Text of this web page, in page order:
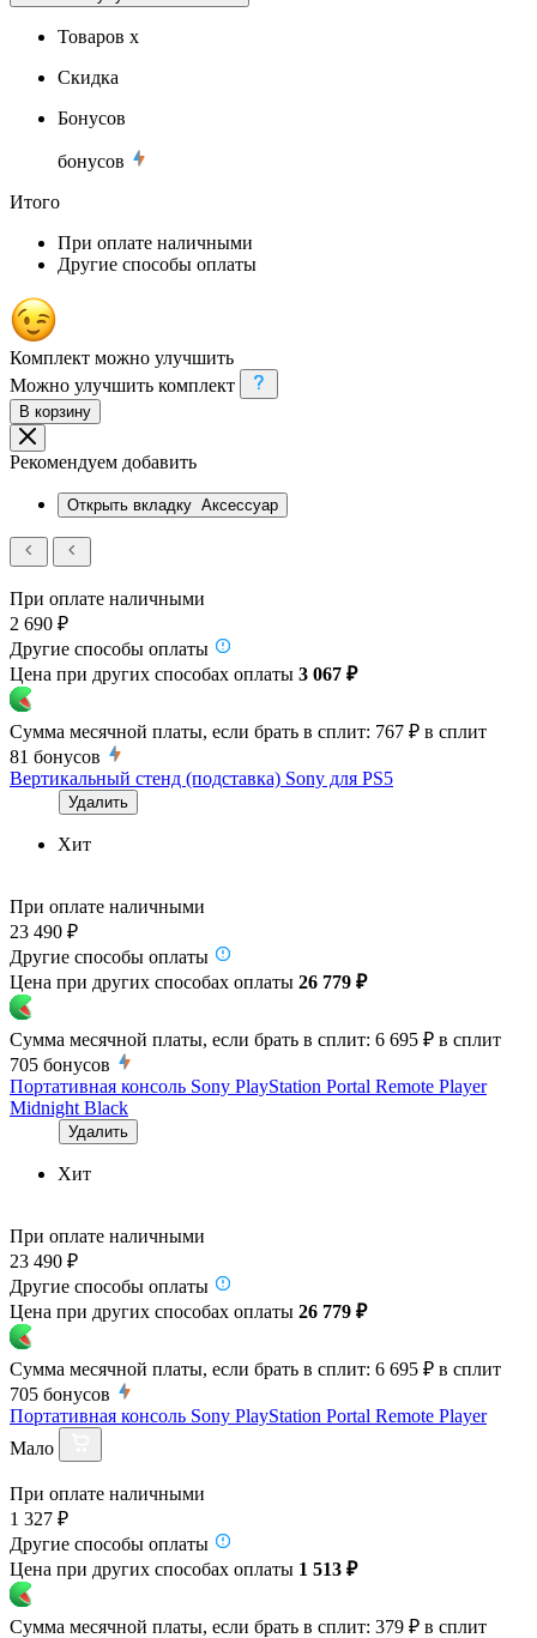
Товаров x
Скидка
Бонусов
бонусов
Итого
При оплате наличными
Другие способы оплаты
Комплект можно улучшить
Можно улучшить комплект
В корзину
Рекомендуем добавить
Открыть вкладку Аксессуар
При оплате наличными
2 690 ₽
Другие способы оплаты
Цена при других способах оплаты 3 067 ₽
Сумма месячной платы, если брать в сплит: 767 ₽ в сплит
81 бонусов
Вертикальный стенд (подставка) Sony для PS5
Удалить
Хит
При оплате наличными
23 490 ₽
Другие способы оплаты
Цена при других способах оплаты 26 779 ₽
Сумма месячной платы, если брать в сплит: 6 695 ₽ в сплит
705 бонусов
Портативная консоль Sony PlayStation Portal Remote Player
Midnight Black
Удалить
Хит
При оплате наличными
23 490 ₽
Другие способы оплаты
Цена при других способах оплаты 26 779 ₽
Сумма месячной платы, если брать в сплит: 6 695 ₽ в сплит
705 бонусов
Портативная консоль Sony PlayStation Portal Remote Player
Мало
При оплате наличными
1 327 ₽
Другие способы оплаты
Цена при других способах оплаты 1 513 ₽
Сумма месячной платы, если брать в сплит: 379 ₽ в сплит